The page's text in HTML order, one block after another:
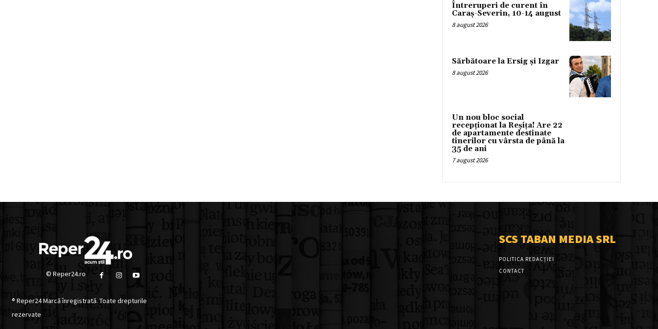
Întreruperi de curent în
Caraș-Severin, 10-14 august
8 august 2026
Sărbătoare la Ersig și Izgar
8 august 2026
Un nou bloc social
recepționat la Reșița! Are 22
de apartamente destinate
tinerilor cu vârsta de până la
35 de ani
7 august 2026
© Reper24.ro
® Reper24 Marcă înregistrată. Toate drepturile
rezervate
SCS TABAN MEDIA SRL
POLITICA REDACȚIEI
CONTACT